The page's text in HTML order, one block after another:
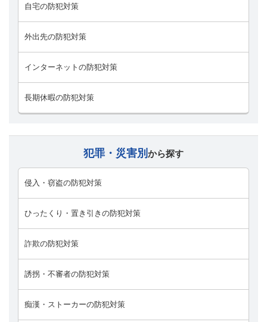
自宅の防犯対策
外出先の防犯対策
インターネットの防犯対策
長期休暇の防犯対策
犯罪・災害別 から探す
侵入・窃盗の防犯対策
ひったくり・置き引きの防犯対策
詐欺の防犯対策
誘拐・不審者の防犯対策
痴漢・ストーカーの防犯対策